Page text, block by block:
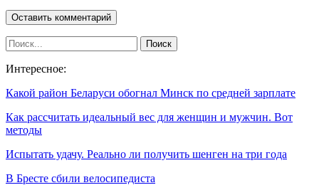
Интересное:
Какой район Беларуси обогнал Минск по средней зарплате
Как рассчитать идеальный вес для женщин и мужчин. Вот
методы
Испытать удачу. Реально ли получить шенген на три года
В Бресте сбили велосипедиста